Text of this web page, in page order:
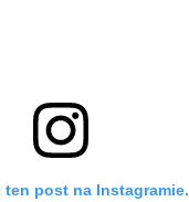
ten post na Instagramie.